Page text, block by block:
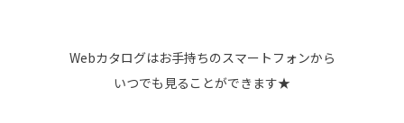
Webカタログはお手持ちのスマートフォンから
いつでも見ることができます★